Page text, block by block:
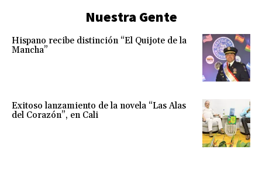
Nuestra Gente
Hispano recibe distinción “El Quijote de la
Mancha”
Exitoso lanzamiento de la novela “Las Alas
del Corazón”, en Cali